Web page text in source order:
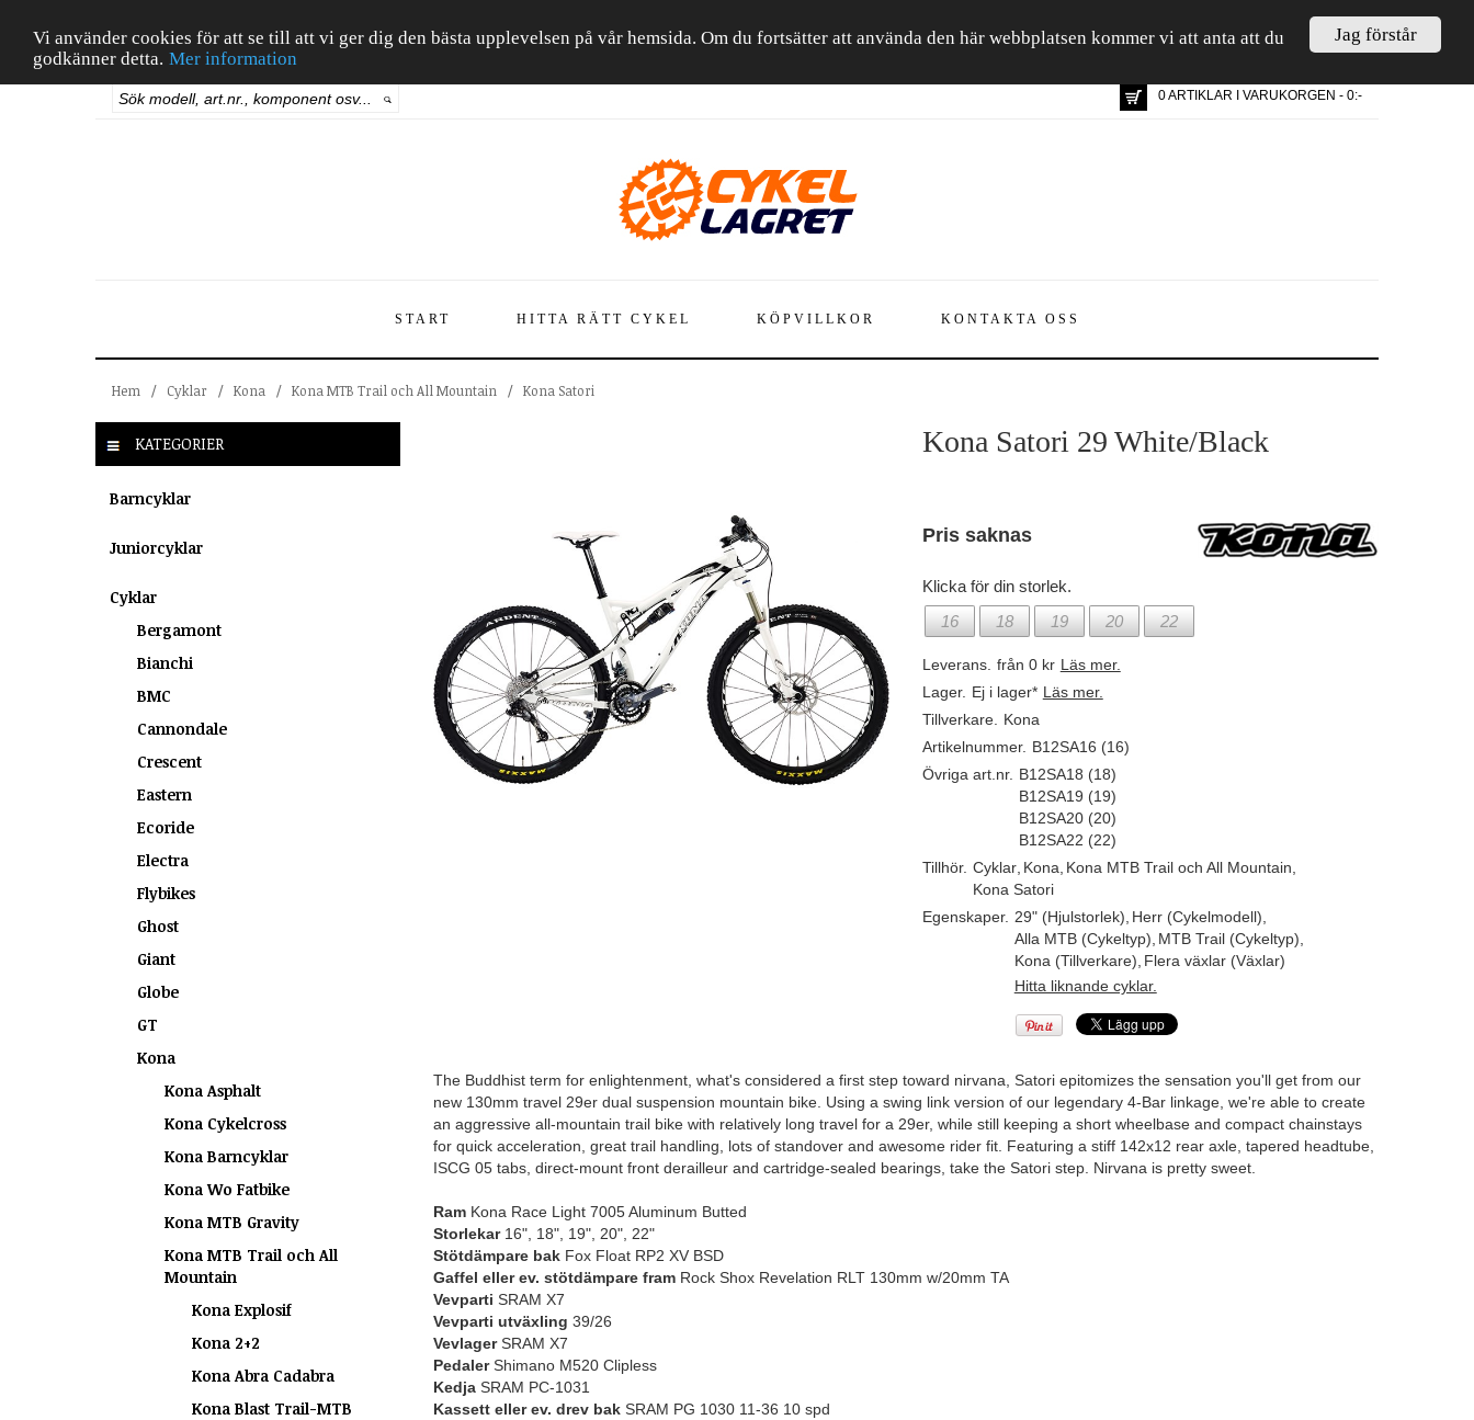
Jag förstår
Vi använder cookies för att se till att vi ger dig den bästa upplevelsen på vår hemsida. Om du fortsätter att använda den här webbplatsen kommer vi att anta att du
godkänner detta. Mer information
0 ARTIKLAR I VARUKORGEN - 0:-
START HITTA RÄTT CYKEL KÖPVILLKOR KONTAKTA OSS
Hem / Cyklar / Kona / Kona MTB Trail och All Mountain / Kona Satori
KATEGORIER
Barncyklar
Juniorcyklar
Cyklar
Bergamont
Bianchi
BMC
Cannondale
Crescent
Eastern
Ecoride
Electra
Flybikes
Ghost
Giant
Globe
GT
Kona
Kona Asphalt
Kona Cykelcross
Kona Barncyklar
Kona Wo Fatbike
Kona MTB Gravity
Kona MTB Trail och All
Mountain
Kona Explosif
Kona 2+2
Kona Abra Cadabra
Kona Blast Trail-MTB
Kona Satori 29 White/Black
Pris saknas
Klicka för din storlek.
16
18 19 20 22
Leverans. från 0 kr Läs mer.
Lager. Ej i lager* Läs mer.
Tillverkare.
Kona
Artikelnummer. B12SA16 (16)
Övriga art.nr. B12SA18 (18)
B12SA19 (19)
B12SA20 (20)
B12SA22 (22)
Tillhör. Cyklar, Kona Kona MTB Trail och All Mountain
Kona Satori
Egenskaper. 29" (Hjulstorlek) Herr (Cykelmodell)
Alla MTB (Cykeltyp) MTB Trail (Cykeltyp)
Kona (Tillverkare) Flera växlar (Växlar)
Hitta liknande cyklar.
The Buddhist term for enlightenment, what's considered a first step toward nirvana, Satori epitomizes the sensation you'll get from our
new 130mm travel 29er dual suspension mountain bike. Using a swing link version of our legendary 4-Bar linkage, we're able to create
an aggressive all-mountain trail bike with relatively long travel for a 29er, while still keeping a short wheelbase and compact chainstays
for quick acceleration, great trail handling, lots of standover and awesome rider fit. Featuring a stiff 142x12 rear axle, tapered headtube,
ISCG 05 tabs, direct-mount front derailleur and cartridge-sealed bearings, take the Satori step. Nirvana is pretty sweet.
RamKona Race Light 7005 Aluminum Butted
Storlekar16", 18", 19", 20", 22"
Stötdämpare bakFox Float RP2 XV BSD
Gaffel eller ev. stötdämpare framRock Shox Revelation RLT 130mm w/20mm TA
Vevparti SRAM X7
Vevparti utväxling 39/26
VevlagerSRAM X7
PedalerShimano M520 Clipless
KedjaSRAM PC-1031
Kassett eller ev. drev bakSRAM PG 1030 11-36 10 spd